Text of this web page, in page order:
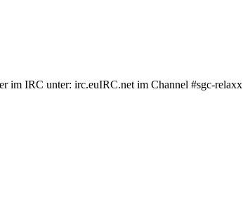
im IRC unter: irc.euIRC.net im Channel #sgc-relaxx